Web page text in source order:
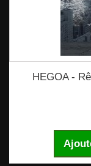
HEGOA -